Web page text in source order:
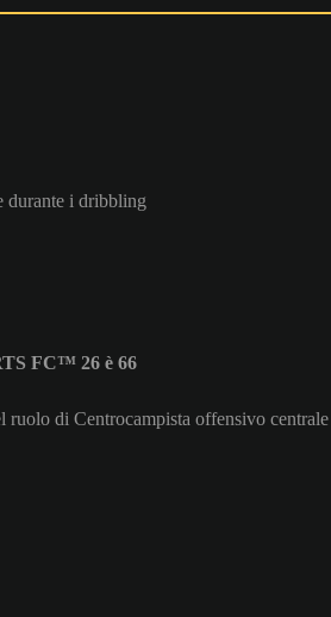
durante i dribbling
FC™ 26 è 66
di Centrocampista offensivo